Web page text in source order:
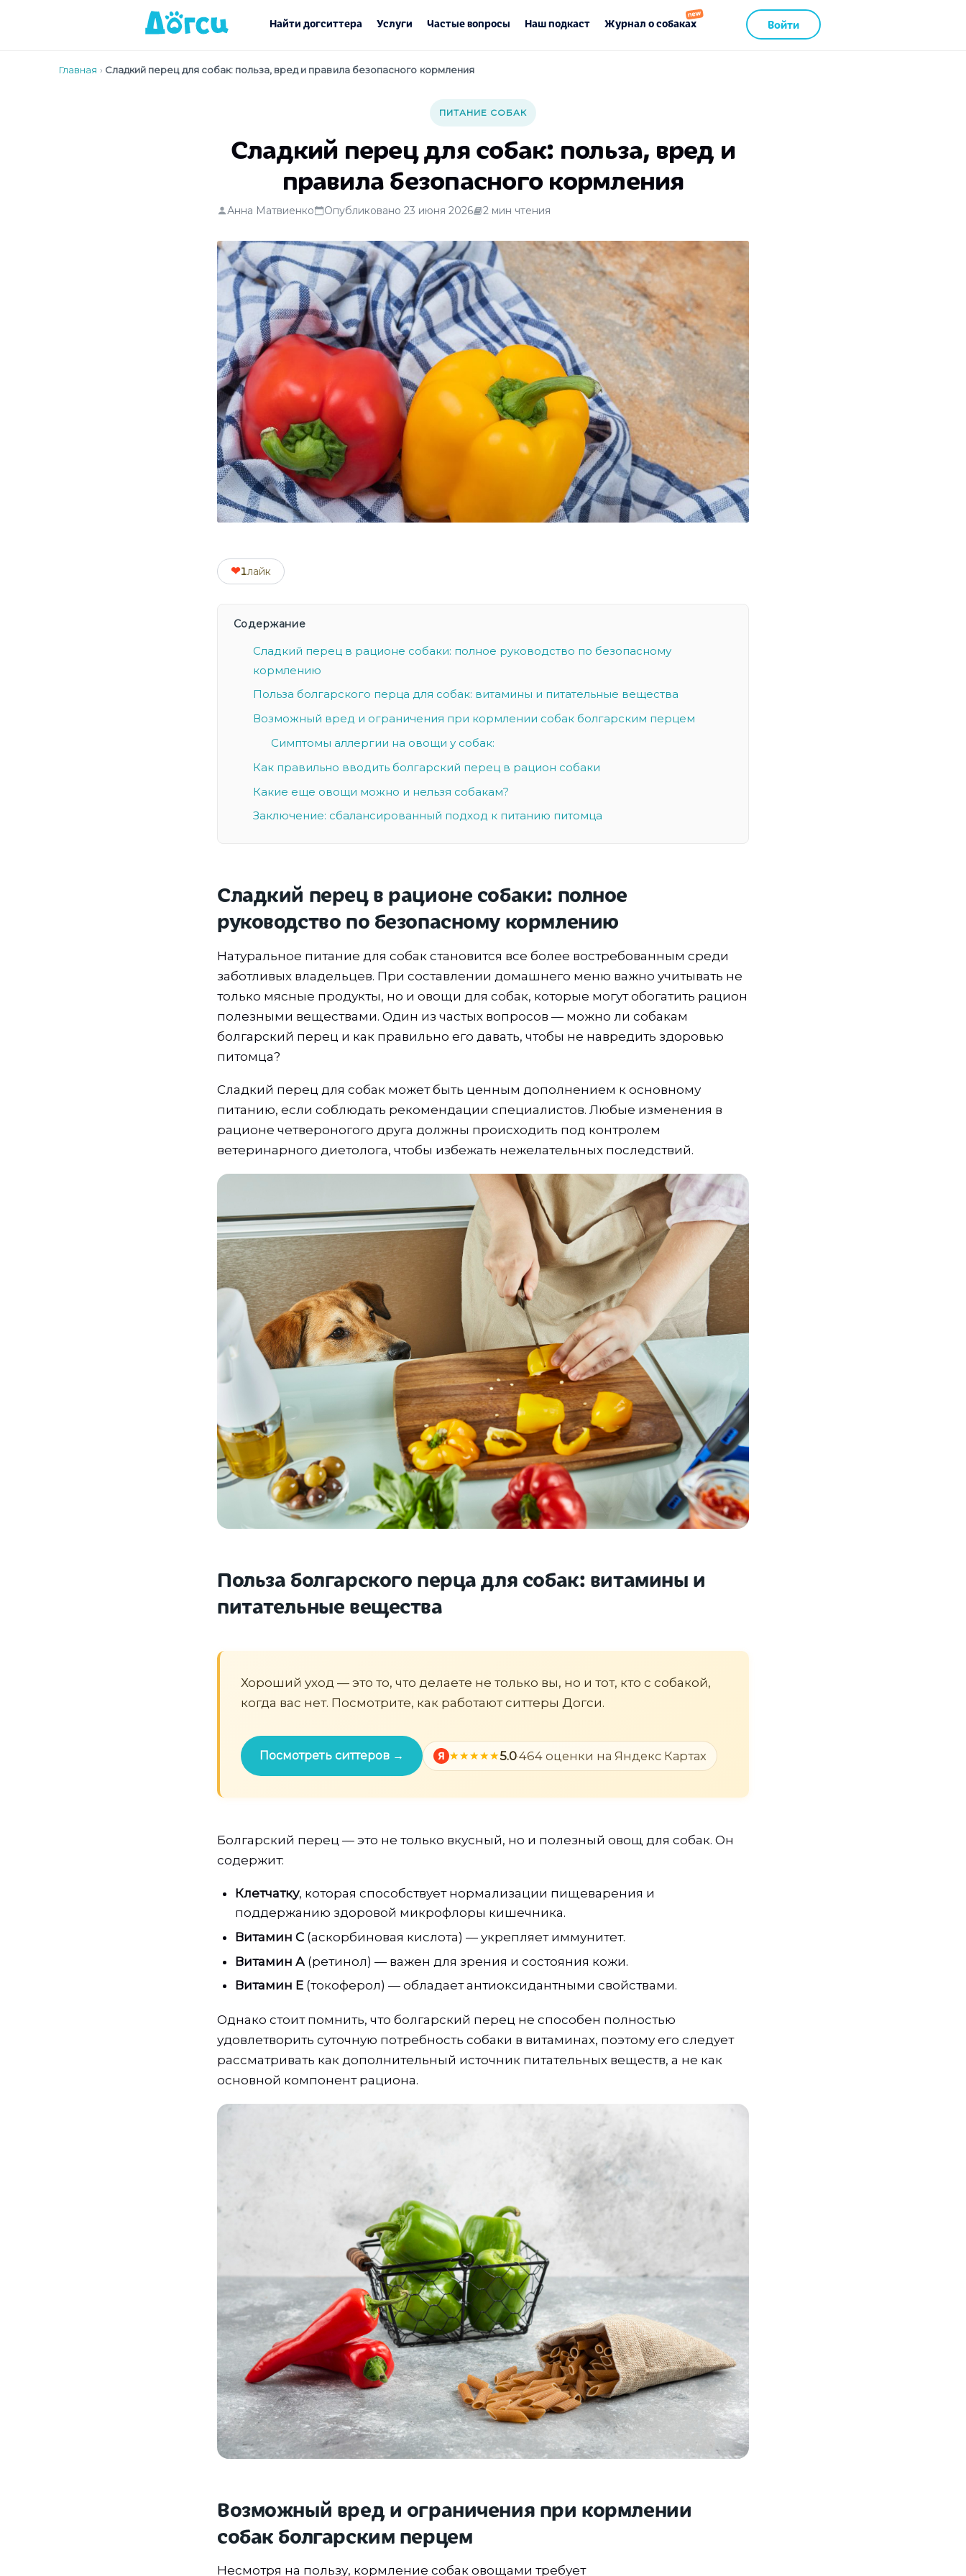
Найти догситтера Услуги Частые вопросы Наш подкаст Журнал о собаках Войти
Главная › Сладкий перец для собак: польза, вред и правила безопасного кормления
ПИТАНИЕ СОБАК
Сладкий перец для собак: польза, вред и
правила безопасного кормления
Анна Матвиенко Опубликовано 23 июня 2026 2 мин чтения
❤1лайк
Содержание
Сладкий перец в рационе собаки: полное руководство по безопасному
кормлению
Польза болгарского перца для собак: витамины и питательные вещества
Возможный вред и ограничения при кормлении собак болгарским перцем
Симптомы аллергии на овощи у собак:
Как правильно вводить болгарский перец в рацион собаки
Какие еще овощи можно и нельзя собакам?
Заключение: сбалансированный подход к питанию питомца
Сладкий перец в рационе собаки: полное
руководство по безопасному кормлению
Натуральное питание для собак становится все более востребованным среди
заботливых владельцев. При составлении домашнего меню важно учитывать не
только мясные продукты, но и овощи для собак, которые могут обогатить рацион
полезными веществами. Один из частых вопросов — можно ли собакам
болгарский перец и как правильно его давать, чтобы не навредить здоровью
питомца?
Сладкий перец для собак может быть ценным дополнением к основному
питанию, если соблюдать рекомендации специалистов. Любые изменения в
рационе четвероногого друга должны происходить под контролем
ветеринарного диетолога, чтобы избежать нежелательных последствий.
Польза болгарского перца для собак: витамины и
питательные вещества
Хороший уход — это то, что делаете не только вы, но и тот, кто с собакой,
когда вас нет. Посмотрите, как работают ситтеры Догси.
Посмотреть ситтеров → Я 5.0·464 оценки на Яндекс Картах
Болгарский перец — это не только вкусный, но и полезный овощ для собак. Он
содержит:
Клетчатку, которая способствует нормализации пищеварения и
поддержанию здоровой микрофлоры кишечника.
Витамин С (аскорбиновая кислота) — укрепляет иммунитет.
Витамин А (ретинол) — важен для зрения и состояния кожи.
Витамин Е (токоферол) — обладает антиоксидантными свойствами.
Однако стоит помнить, что болгарский перец не способен полностью
удовлетворить суточную потребность собаки в витаминах, поэтому его следует
рассматривать как дополнительный источник питательных веществ, а не как
основной компонент рациона.
Возможный вред и ограничения при кормлении
собак болгарским перцем
Несмотря на пользу, кормление собак овощами требует